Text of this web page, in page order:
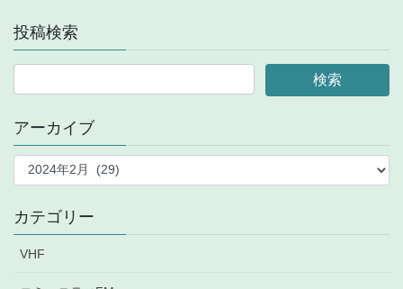
投稿検索
アーカイブ
ア
イ
カテゴリー
VHF